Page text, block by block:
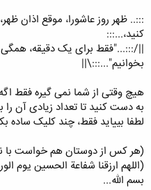
:::.. ظهر روز عاشورا، موقع اذان
کنید،...:::
||/:::..."فقط برای یک دقیقه، همگی
بخوانیم"...:::\||
هیچ وقتی از شما نمی گیره فقط
به دست کنید تا تعداد زیادی آن را
لطفا بییاید فقط، چند کلیک ساده
(هر کس از دوستان هم خواست با
(اللهم ارزقنا شفاعة الحسين يوم
بسم الله...